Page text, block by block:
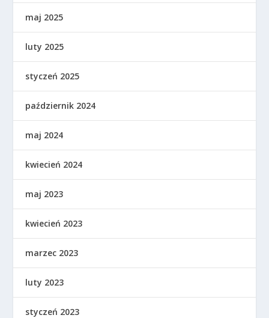
maj 2025
luty 2025
styczeń 2025
październik 2024
maj 2024
kwiecień 2024
maj 2023
kwiecień 2023
marzec 2023
luty 2023
styczeń 2023